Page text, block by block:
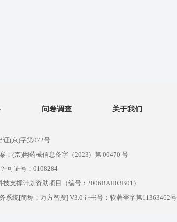
问卷调查 关于我们
证(京)字第072号
：(京)网药械信息备字（2023）第 00470 号
可证号：0108284
支撑计划资助项目（编号：2006BAH03B01）
系统[简称：万方智搜] V3.0 证书号：软著登字第11363462号